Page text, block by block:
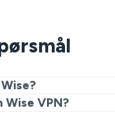
server, og
Wise VPN?